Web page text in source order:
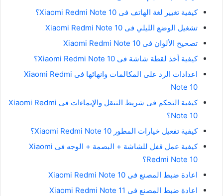
كيفية تغيير لغة الهاتف فى Xiaomi Redmi Note 10؟
تشغيل الوضع الليلي فى Xiaomi Redmi Note 10
تصحيح الألوان فى Xiaomi Redmi Note 10
كيفية أخذ لقطة شاشة فى Xiaomi Redmi Note 10؟
اعدادات الرد على المكالمات وانهائها فى Xiaomi Redmi
Note 10
كيفية التحكم فى شريط التنقل والإيماءات فى Xiaomi Redmi
Note 10؟
كيفية تفعيل خيارات المطور Xiaomi Redmi Note 10؟
كيفية عمل قفل للشاشة + البصمة + الوجه فى Xiaomi
Redmi Note 10؟
اعادة ضبط المصنع فى Xiaomi Redmi Note 10
اعادة ضبط المصنع فى Xiaomi Redmi Note 11